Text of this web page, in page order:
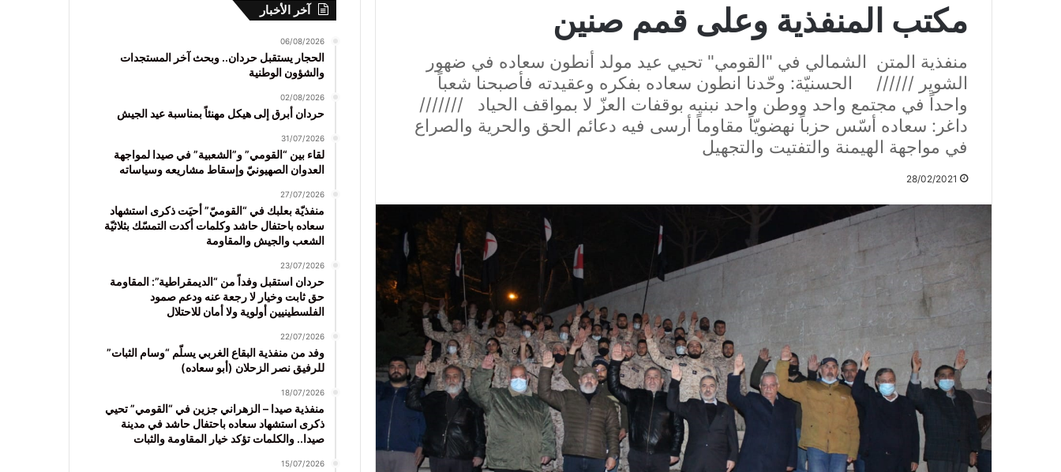
مكتب المنفذية وعلى قمم صنين
منفذية المتن الشمالي في "القومي" تحيي عيد مولد أنطون سعاده في ضهور
الشوير ////// الحسنيّة: وحّدنا انطون سعاده بفكره وعقيدته فأصبحنا شعباً
واحداً في مجتمع واحد ووطن واحد نبنيه بوقفات العزّ لا بمواقف الحياد ///////
داغر: سعاده أسّس حزباً نهضويّاً مقاوماً أرسى فيه دعائم الحق والحرية والصراع
في مواجهة الهيمنة والتفتيت والتجهيل
28/02/2021
آخر الأخبار
06/08/2026
الحجار يستقبل حردان.. وبحث آخر المستجدات
والشؤون الوطنية
02/08/2026
حردان أبرق إلى هيكل مهنئاً بمناسبة عيد الجيش
31/07/2026
لقاء بين “القومي” و”الشعبية” في صيدا لمواجهة
العدوان الصهيونيّ وإسقاط مشاريعه وسياساته
27/07/2026
منفذيّة بعلبك في “القوميّ” أحيَت ذكرى استشهاد
سعاده باحتفال حاشد وكلمات أكدت التمسّك بثلاثيّة
الشعب والجيش والمقاومة
23/07/2026
حردان استقبل وفداً من “الديمقراطية”: المقاومة
حق ثابت وخيار لا رجعة عنه ودعم صمود
الفلسطينيين أولوية ولا أمان للاحتلال
22/07/2026
وفد من منفذية البقاع الغربي يسلّم “وسام الثبات”
للرفيق نصر الزحلان (أبو سعاده)
18/07/2026
منفذية صيدا – الزهراني جزين في “القومي” تحيي
ذكرى استشهاد سعاده باحتفال حاشد في مدينة
صيدا.. والكلمات تؤكد خيار المقاومة والثبات
15/07/2026